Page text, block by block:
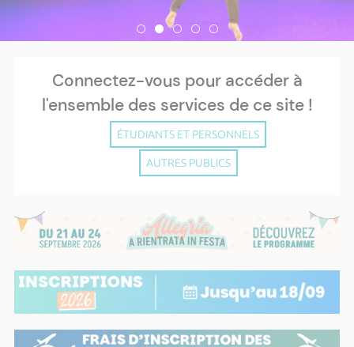
Connectez-vous pour accéder à
l'ensemble des services de ce site !
ÉTUDIANTS ET PERSONNELS
AUTRES PUBLICS